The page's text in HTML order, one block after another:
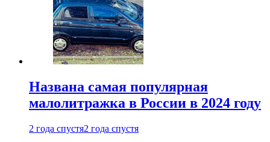
Названа самая популярная
малолитражка в России в 2024 году
2 года спустя2 года спустя